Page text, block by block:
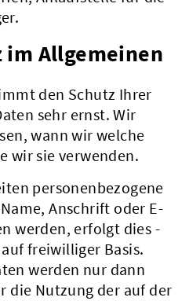
im Allgemeinen
den Schutz Ihrer
sehr ernst. Wir
wann wir welche
wir sie verwenden.
personenbezogene
Anschrift oder E-
werden, erfolgt dies -
freiwilliger Basis.
werden nur dann
die Nutzung der auf der